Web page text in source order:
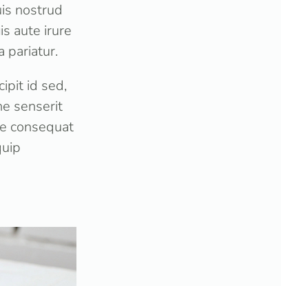
nostrud
aute irure
pariatur.
id sed,
senserit
consequat